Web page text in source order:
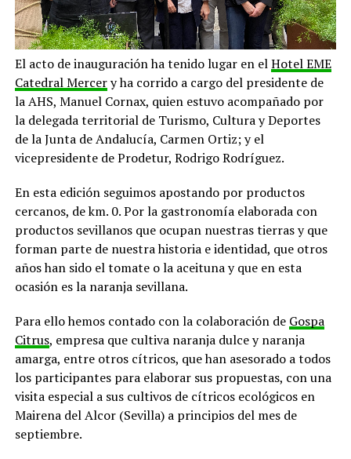
El acto de inauguración ha tenido lugar en elHotel EME
Catedral Mercery ha corrido a cargo del presidente de
la AHS, Manuel Cornax, quien estuvo acompañado por
la delegada territorial de Turismo, Cultura y Deportes
de la Junta de Andalucía, Carmen Ortiz; y el
vicepresidente de Prodetur, Rodrigo Rodríguez.
En esta edición seguimos apostando por productos
cercanos, de km. 0. Por la gastronomía elaborada con
productos sevillanos que ocupan nuestras tierras y que
forman parte de nuestra historia e identidad, que otros
años han sido el tomate o la aceituna y que en esta
ocasión es la naranja sevillana.
Para ello hemos contado con la colaboración de Gospa
Citrus, empresa que cultiva naranja dulce y naranja
amarga, entre otros cítricos, que han asesorado a todos
los participantes para elaborar sus propuestas, con una
visita especial a sus cultivos de cítricos ecológicos en
Mairena del Alcor (Sevilla) a principios del mes de
septiembre.